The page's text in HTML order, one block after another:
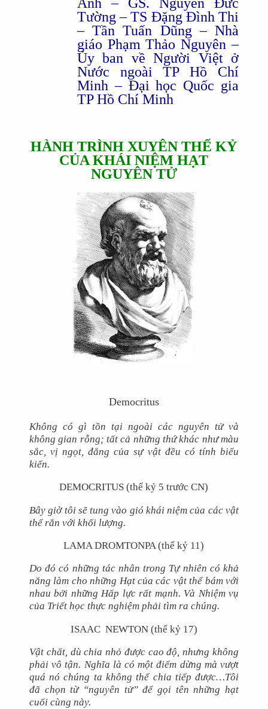
Tường – TS Đặng Đình Thi
– Tần Tuấn Dũng – Nhà
giáo Phạm Thảo Nguyên –
Ủy ban về Người Việt ở
Nước ngoài TP Hồ Chí
Minh – Đại học Quốc gia
TP Hồ Chí Minh
HÀNH TRÌNH XUYÊN THẾ KỶ
CỦA KHÁI NIỆM HẠT
NGUYÊN TỬ
Democritus
Không có gì tồn tại ngoài các nguyên tử và
không gian rỗng; tất cả những thứ khác như màu
sắc, vị ngọt, đắng của sự vật đều có tính biểu
kiến.
DEMOCRITUS (thế kỷ 5 trước CN)
Bây giờ tôi sẽ tung vào gió khái niệm của các vật
thể rắn với khối lượng.
LAMA DROMTONPA (thế kỷ 11)
Do đó có những tác nhân trong Tự nhiên có khả
năng làm cho những Hạt của các vật thể bám với
nhau bởi những Hấp lực rất mạnh. Và Nhiệm vụ
của Triết học thực nghiệm phải tìm ra chúng.
ISAAC NEWTON (thế kỷ 17)
Vật chất, dù chia nhỏ được cao độ, nhưng không
phải vô tận. Nghĩa là có một điểm dừng mà vượt
quá nó chúng ta không thể chia tiếp được…Tôi
đã chọn từ “nguyên tử” để gọi tên những hạt
cuối cùng này.